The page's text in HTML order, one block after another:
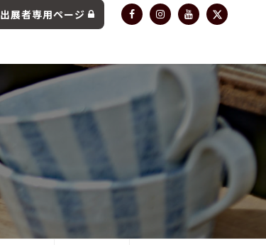
出展者専用ページ